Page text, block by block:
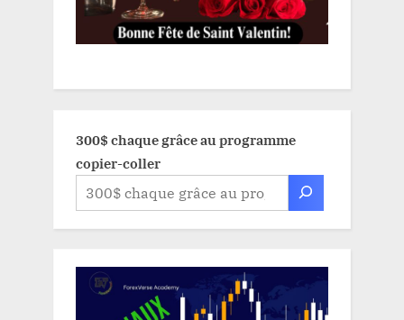
300$ chaque grâce au programme
copier-coller